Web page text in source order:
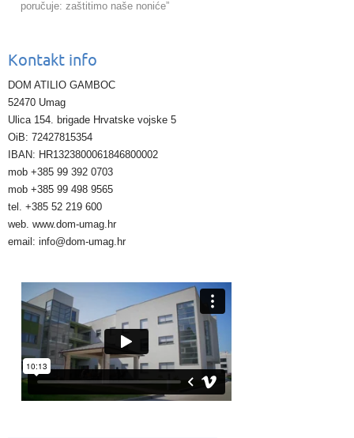
poručuje: zaštitimo naše noniće”
Kontakt info
DOM ATILIO GAMBOC
52470 Umag
Ulica 154. brigade Hrvatske vojske 5
OiB: 72427815354
IBAN: HR1323800061846800002
mob +385 99 392 0703
mob +385 99 498 9565
tel. +385 52 219 600
web. www.dom-umag.hr
email: info@dom-umag.hr